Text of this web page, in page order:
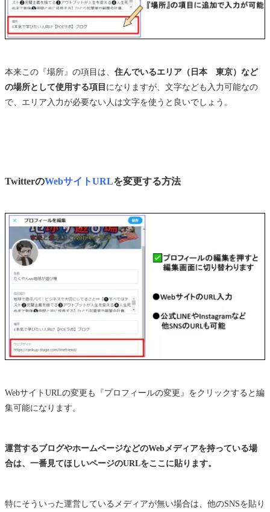
本来この『場所』の項目は、 住んでいるエリア（日本 東京）など
の場所として使用する項目 になりますが、文字なども入力可能なの
で、エリア入力が必要ない人は文字を使うと良いでしょう。
TwitterのWebサイトURLを変更する方法
WebサイトURLの変更も『プロフィールの変更』をクリックすると編
集可能になります。
運営するブログやホームページなどのWebメディアを持っている場
合は、一番見てほしいページのURLをここに貼ります。
特にそういった運営しているメディアが無い場合は、他のSNSを貼り